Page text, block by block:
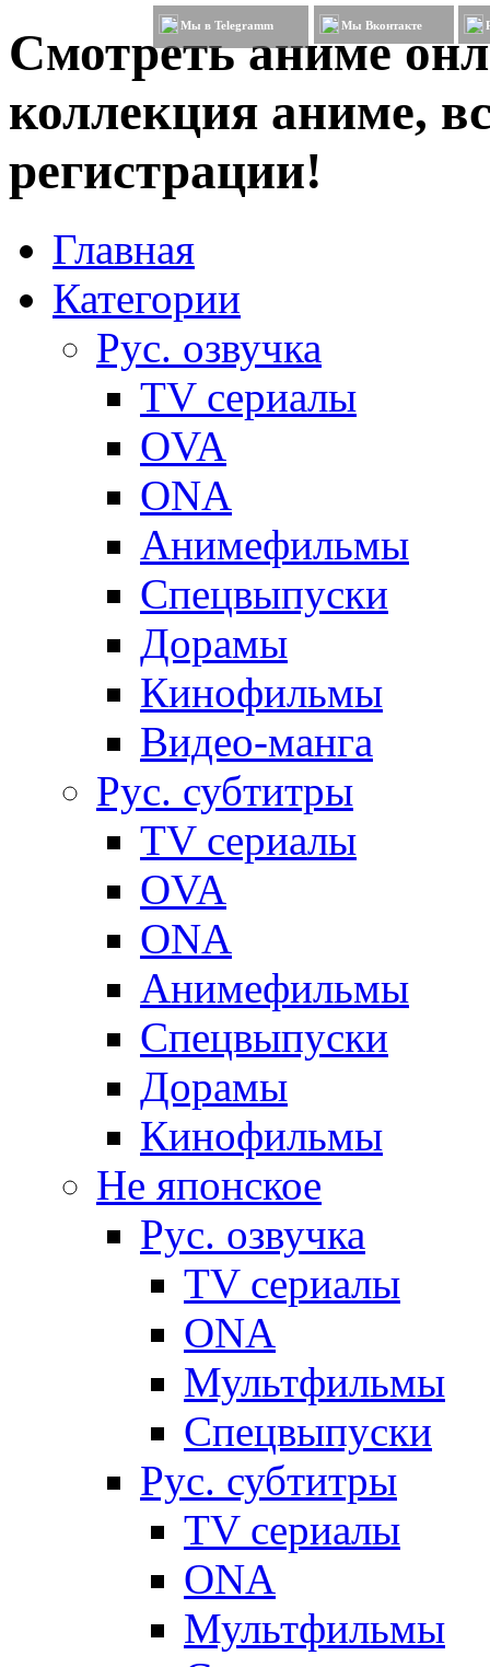
Смотреть аниме
коллекция аниме,
регистрации!
Мы в Telegramm Мы Вконтакте
Главная
Категории
Рус. озвучка
TV сериалы
OVA
ONA
Анимефильмы
Спецвыпуски
Дорамы
Кинофильмы
Видео-манга
Рус. субтитры
TV сериалы
OVA
ONA
Анимефильмы
Спецвыпуски
Дорамы
Кинофильмы
Не японское
Рус. озвучка
TV сериалы
ONA
Мультфильмы
Спецвыпуски
Рус. субтитры
TV сериалы
ONA
Мультфильмы